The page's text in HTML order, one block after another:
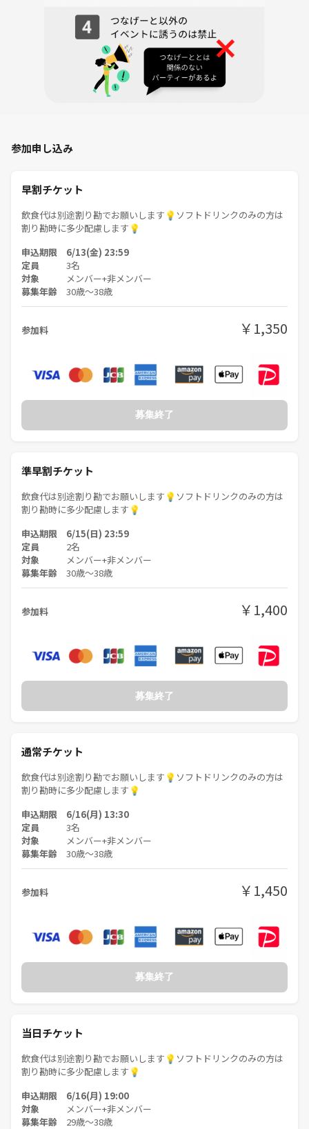
参加申し込み
早割チケット
飲食代は別途割り勘でお願いします💡ソフトドリンクのみの方は
割り勘時に多少配慮します💡
申込期限 6/13(金) 23:59
定員 3名
対象 メンバー+非メンバー
募集年齢 30歳〜38歳
参加料 ￥1,350
募集終了
準早割チケット
飲食代は別途割り勘でお願いします💡ソフトドリンクのみの方は
割り勘時に多少配慮します💡
申込期限 6/15(日) 23:59
定員 2名
対象
メンバー+非メンバー
募集年齢 30歳〜38歳
参加料 ￥1,400
募集終了
通常チケット
飲食代は別途割り勘でお願いします💡ソフトドリンクのみの方は
割り勘時に多少配慮します💡
申込期限 6/16(月) 13:30
定員 3名
対象 メンバー+非メンバー
募集年齢 30歳〜38歳
参加料 ￥1,450
募集終了
当日チケット
飲食代は別途割り勘でお願いします💡ソフトドリンクのみの方は
割り勘時に多少配慮します💡
申込期限 6/16(月) 19:00
対象 メンバー+非メンバー
募集年齢 29歳〜38歳